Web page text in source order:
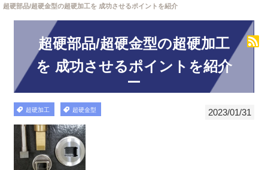
超硬部品/超硬金型の超硬加工を 成功させるポイントを紹介
超硬部品/超硬金型の超硬加工
を 成功させるポイントを紹介
2023/01/31
超硬加工 超硬金型